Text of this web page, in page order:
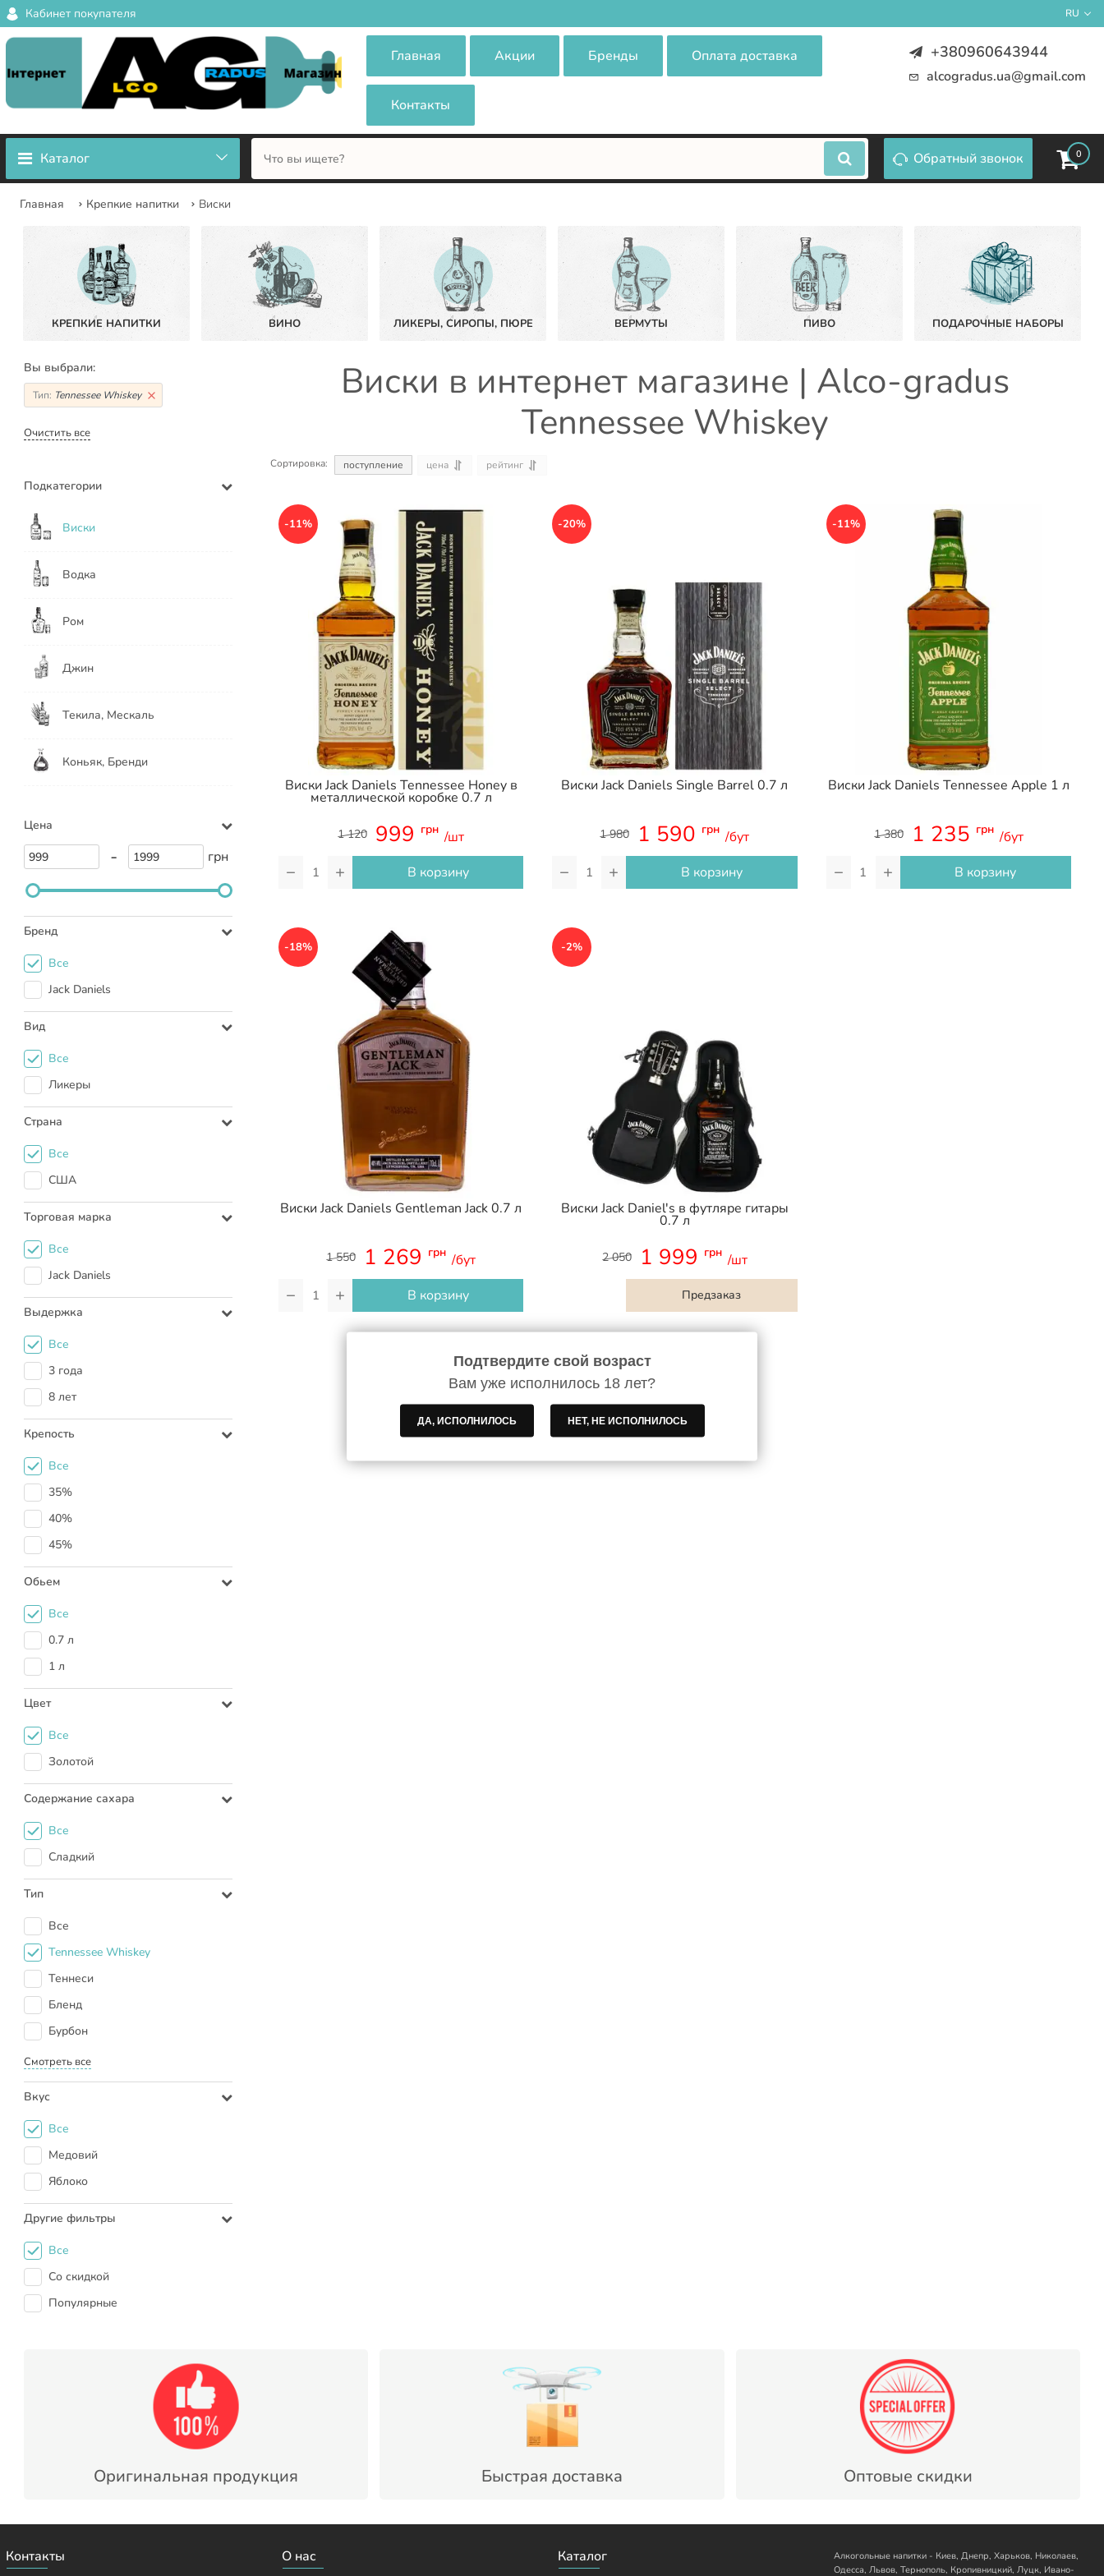
Кабинет покупателя RU
Главная Акции Бренды Оплата доставка
Контакты
+380960643944
alcogradus.ua@gmail.com
Каталог Обратный звонок 0
Главная Крепкие напитки Виски
КРЕПКИЕ НАПИТКИ ВИНО ЛИКЕРЫ, СИРОПЫ, ПЮРЕ ВЕРМУТЫ ПИВО ПОДАРОЧНЫЕ НАБОРЫ
Вы выбрали:
Тип: Tennessee Whiskey
Очистить все
Подкатегории
Виски
Водка
Ром
Джин
Текила, Мескаль
Коньяк, Бренди
Цена
- грн
Бренд
Все
Jack Daniels
Вид
Все
Ликеры
Страна
Все
США
Торговая марка
Все
Jack Daniels
Выдержка
Все
3 года
8 лет
Крепость
Все
35%
40%
45%
Обьем
Все
0.7 л
1 л
Цвет
Все
Золотой
Содержание сахара
Все
Сладкий
Тип
Все
Tennessee Whiskey
Теннеси
Бленд
Бурбон
Смотреть все
Вкус
Все
Медовий
Яблоко
Другие фильтры
Все
Со скидкой
Популярные
Виски в интернет магазине | Alco-gradus
Tennessee Whiskey
Сортировка: поступление цена рейтинг
-11%
Виски Jack Daniels Tennessee Honey в
металлической коробке 0.7 л
1 120 999 грн /шт
− + В корзину
-20%
Виски Jack Daniels Single Barrel 0.7 л
1 980 1 590 грн /бут
− + В корзину
-11%
Виски Jack Daniels Tennessee Apple 1 л
1 380 1 235 грн /бут
− + В корзину
-18%
Виски Jack Daniels Gentleman Jack 0.7 л
1 550 1 269 грн /бут
− + В корзину
-2%
Виски Jack Daniel's в футляре гитары
0.7 л
2 050 1 999 грн /шт
Предзаказ
Оригинальная продукция Быстрая доставка Оптовые скидки
Контакты О нас Каталог
Алкогольные напитки - Киев, Днепр, Харьков, Николаев,
Одесса, Львов, Тернополь, Кропивницкий, Луцк, Ивано-
Подтвердите свой возраст
Вам уже исполнилось 18 лет?
ДА, ИСПОЛНИЛОСЬ НЕТ, НЕ ИСПОЛНИЛОСЬ